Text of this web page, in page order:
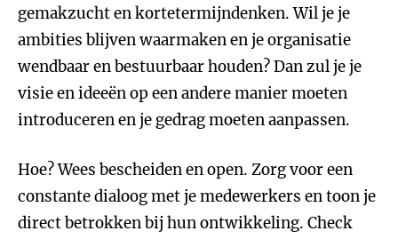
gemakzucht en kortetermijndenken. Wil je je
ambities blijven waarmaken en je organisatie
wendbaar en bestuurbaar houden? Dan zul je je
visie en ideeën op een andere manier moeten
introduceren en je gedrag moeten aanpassen.
Hoe? Wees bescheiden en open. Zorg voor een
constante dialoog met je medewerkers en toon je
direct betrokken bij hun ontwikkeling. Check